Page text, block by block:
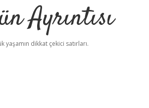
Ayrıntısı
yaşamın dikkat çekici satırları.